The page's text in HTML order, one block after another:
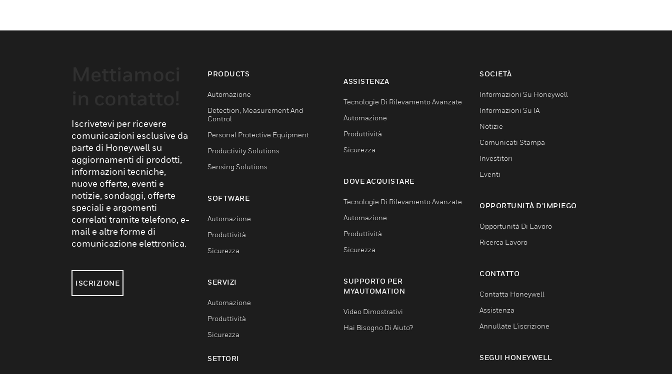
Iscrivetevi per ricevere
comunicazioni esclusive da
parte di Honeywell su
aggiornamenti di prodotti,
informazioni tecniche,
nuove offerte, eventi e
notizie, sondaggi, offerte
speciali e argomenti
correlati tramite telefono, e-
mail e altre forme di
comunicazione elettronica.
ISCRIZIONE
PRODUCTS
Automazione
Detection, Measurement And
Control
Personal Protective Equipment
Productivity Solutions
Sensing Solutions
SOFTWARE
Automazione
Produttività
Sicurezza
SERVIZI
Automazione
Produttività
Sicurezza
SETTORI
ASSISTENZA
Tecnologie Di Rilevamento Avanzate
Automazione
Produttività
Sicurezza
DOVE ACQUISTARE
Tecnologie Di Rilevamento Avanzate
Automazione
Produttività
Sicurezza
SUPPORTO PER
MYAUTOMATION
Video Dimostrativi
Hai Bisogno Di Aiuto?
SOCIETÀ
Informazioni Su Honeywell
Informazioni Su IA
Notizie
Comunicati Stampa
Investitori
Eventi
OPPORTUNITÀ D’IMPIEGO
Opportunità Di Lavoro
Ricerca Lavoro
CONTATTO
Contatta Honeywell
Assistenza
Annullate L’iscrizione
SEGUI HONEYWELL